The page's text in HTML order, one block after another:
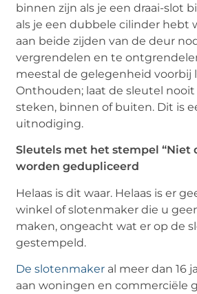
binnen zijn als je een draai-slot
als je een dubbele cilinder hebt
aan beide zijden van de deur
vergrendelen en te
meestal de gelegenheid voorbij
Onthouden; laat de sleutel
steken, binnen of buiten. Dit is
uitnodiging.
Sleutels met het stempel “Niet
worden gedupliceerd
Helaas is dit waar. Helaas is er
winkel of slotenmaker die u
maken, ongeacht wat er op de
gestempeld.
De slotenmaker al meer dan 16
aan woningen en commerciële